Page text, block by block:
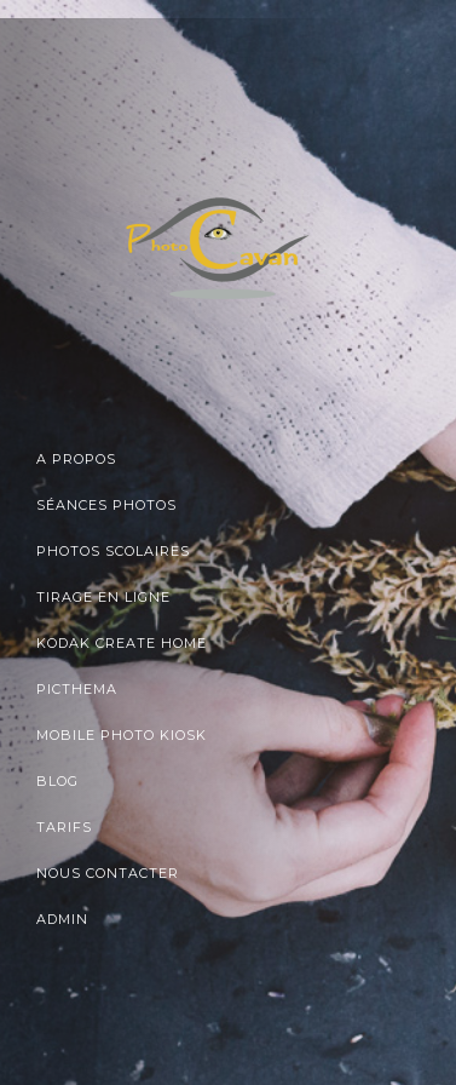
A PROPOS
SÉANCES PHOTOS
PHOTOS SCOLAIRES
TIRAGE EN LIGNE
KODAK CREATE HOME
PICTHEMA
MOBILE PHOTO KIOSK
BLOG
TARIFS
NOUS CONTACTER
ADMIN